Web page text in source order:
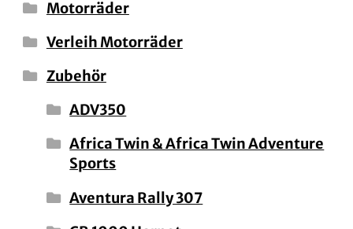
Motorräder
Verleih Motorräder
Zubehör
ADV350
Africa Twin & Africa Twin Adventure
Sports
Aventura Rally 307